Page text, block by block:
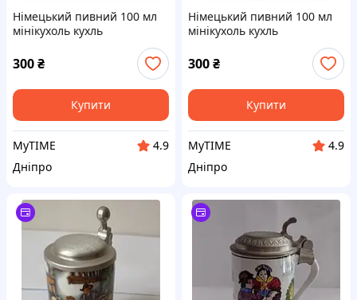
Німецький пивний 100 мл
мінікухоль кухль
Schrobenhausen 0.1 л #5
300₴
Купити
MyTIME
4.9
Дніпро
Німецький пивний 100 мл
мінікухоль кухль
Schrobenhausen 0.1 л #9
300₴
Купити
MyTIME
4.9
Дніпро